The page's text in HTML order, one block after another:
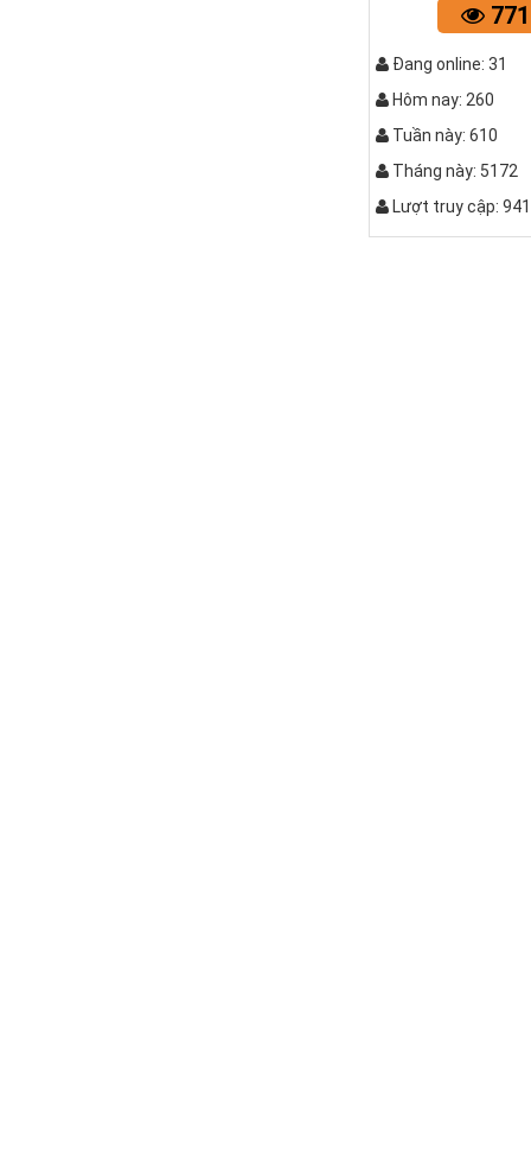
Bộ bàn ghế
Đang online: 31
Hôm nay: 260
Tuần này: 610
Tháng này: 5172
Lượt truy cập: